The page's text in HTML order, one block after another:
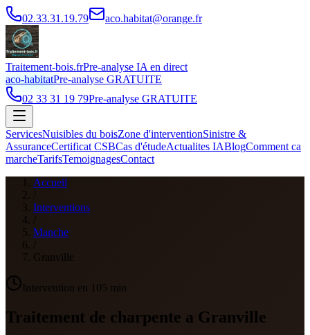
02.33.31.19.79 aco.habitat@orange.fr
Traitement-bois.frPre-analyse IA en direct
aco-habitatPre-analyse GRATUITE
02 33 31 19 79Pre-analyse GRATUITE
ServicesNuisibles du boisZone d'interventionSinistre &
AssuranceCertificat CSBCas d'étudeActualites IABlogComment ca
marcheTarifsTemoignagesContact
Accueil
Interventions
Manche
Granville
Intervention en 105 min
Traitement de charpente a Granville